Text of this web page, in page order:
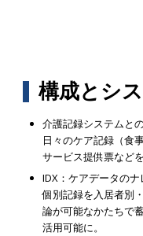
構成とシ
介護記録システムと
日々のケア記録（食
サービス提供票など
IDX：ケアデータの
個別記録を入居者別
論が可能なかたちで
活用可能に。